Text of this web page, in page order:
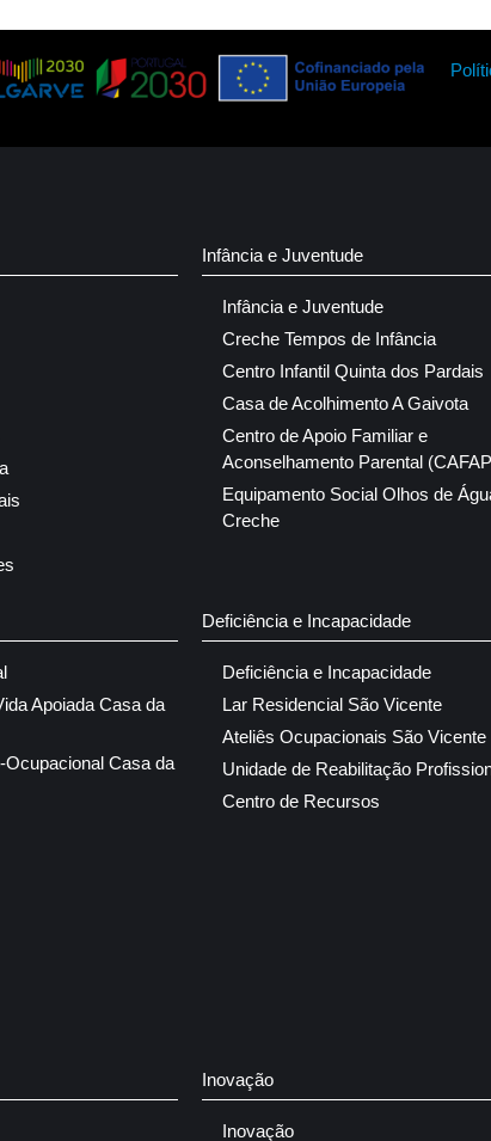
Infância e Juventude
Infância e Juventude
Creche Tempos de Infância
Centro Infantil Quinta dos Pardais
Casa de Acolhimento A Gaivota
Centro de Apoio Familiar e
Aconselhamento Parental
Equipamento Social Olhos de
Creche
Apoiada Casa da
Ocupacional Casa da
Deficiência e Incapacidade
Deficiência e Incapacidade
Lar Residencial São Vicente
Ateliês Ocupacionais São Vicente
Unidade de Reabilitação
Centro de Recursos
Inovação
Inovação